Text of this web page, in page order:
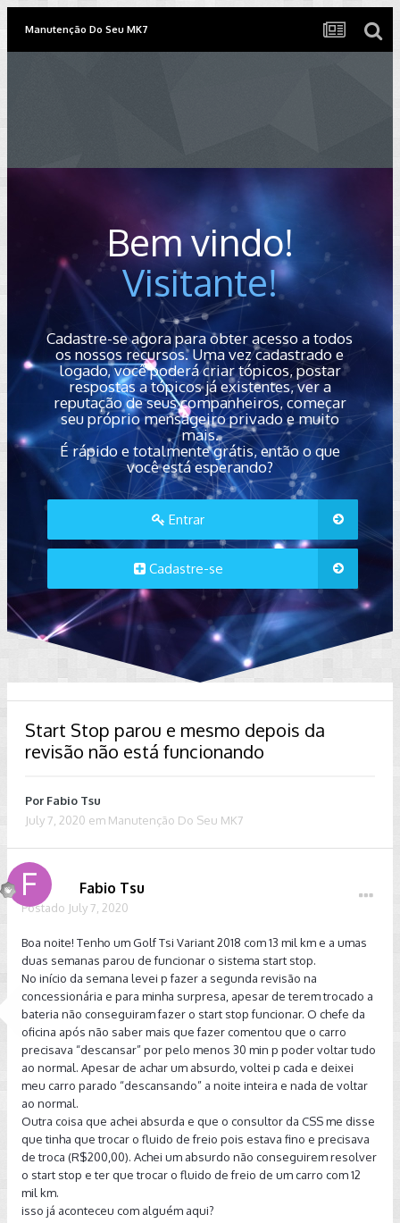
Manutenção Do Seu MK7
Bem vindo!
Visitante!
Cadastre-se agora para obter acesso a todos
os nossos recursos. Uma vez cadastrado e
logado, você poderá criar tópicos, postar
respostas a tópicos já existentes, ver a
reputação de seus companheiros, começar
seu próprio mensageiro privado e muito
mais.
É rápido e totalmente grátis, então o que
você está esperando?
Entrar
Cadastre-se
Start Stop parou e mesmo depois da
revisão não está funcionando
Por Fabio Tsu
July 7, 2020 em Manutenção Do Seu MK7
Fabio Tsu
Postado July 7, 2020
Boa noite! Tenho um Golf Tsi Variant 2018 com 13 mil km e a umas
duas semanas parou de funcionar o sistema start stop.
No início da semana levei p fazer a segunda revisão na
concessionária e para minha surpresa, apesar de terem trocado a
bateria não conseguiram fazer o start stop funcionar. O chefe da
oficina após não saber mais que fazer comentou que o carro
precisava “descansar” por pelo menos 30 min p poder voltar tudo
ao normal. Apesar de achar um absurdo, voltei p cada e deixei
meu carro parado “descansando” a noite inteira e nada de voltar
ao normal.
Outra coisa que achei absurda e que o consultor da CSS me disse
que tinha que trocar o fluido de freio pois estava fino e precisava
de troca (R$200,00). Achei um absurdo não conseguirem resolver
o start stop e ter que trocar o fluido de freio de um carro com 12
mil km.
isso já aconteceu com alguém aqui?